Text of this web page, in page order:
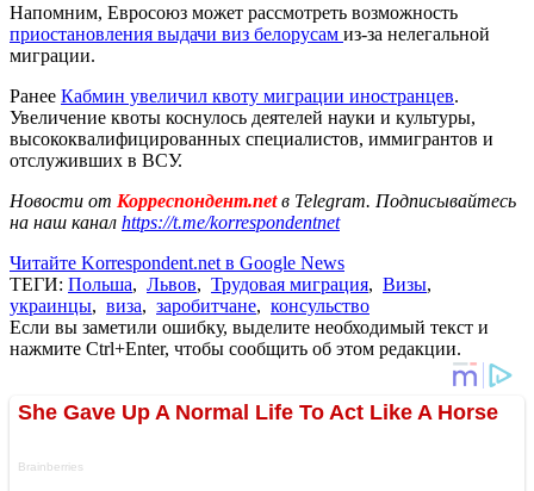
Напомним, Евросоюз может рассмотреть возможность
приостановления выдачи виз белорусам из-за нелегальной
миграции.
Ранее Кабмин увеличил квоту миграции иностранцев.
Увеличение квоты коснулось деятелей науки и культуры,
высококвалифицированных специалистов, иммигрантов и
отслуживших в ВСУ.
Новости от Корреспондент.netв Telegram. Подписывайтесь
на наш канал https://t.me/korrespondentnet
Читайте Korrespondent.net в Google News
ТЕГИ: Польша, Львов, Трудовая миграция, Визы,
украинцы, виза, заробитчане, консульство
Если вы заметили ошибку, выделите необходимый текст и
нажмите Ctrl+Enter, чтобы сообщить об этом редакции.